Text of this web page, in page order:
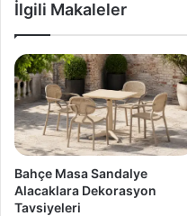
İlgili Makaleler
Bahçe Masa Sandalye
Alacaklara Dekorasyon
Tavsiyeleri